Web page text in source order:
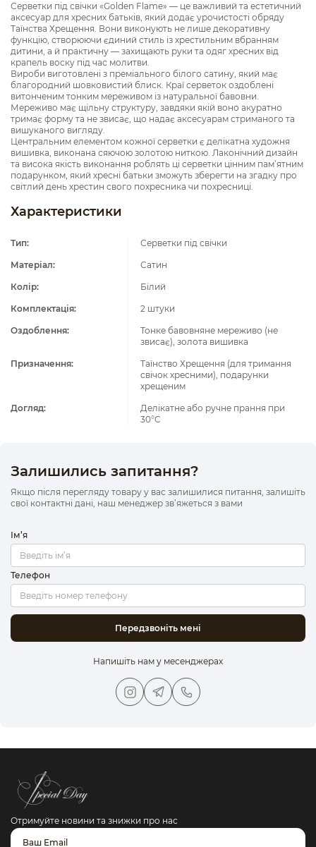
Серветки під свічки «Golden Flame» — це важливий та естетичний
аксесуар для хресних батьків, який додає урочистості обряду
Таїнства Хрещення. Вони виконують не лише декоративну
функцію, створюючи єдиний стиль із хрестильним вбранням
дитини, а й практичну — захищають руки та одяг хресних від
крапель воску під час молитви.
Вироби виготовлені з преміального білого сатину, який має
благородний шовковистий блиск. Краї серветок оздоблені
витонченим тонким мереживом із натуральної бавовни.
Мереживо має щільну структуру, завдяки якій воно акуратно
тримає форму та не звисає, що надає аксесуарам стриманого та
вишуканого вигляду.
Центральним елементом кожної серветки є делікатна художня
вишивка, виконана сяючою золотою ниткою. Лаконічний дизайн
та висока якість виконання роблять ці серветки цінним пам’ятним
подарунком, який хресні батьки зможуть зберегти на згадку про
світлий день хрестин свого похресника чи похресниці.
Характеристики
Тип: Серветки під свічки
Матеріал: Сатин
Колір: Білий
Комплектація: 2 штуки
Оздоблення:
Тонке бавовняне мереживо (не
звисає), золота вишивка
Призначення:
Таїнство Хрещення (для тримання
свічок хресними), подарунки
хрещеним
Догляд:
Делікатне або ручне прання при
30°C
Залишились запитання?
Якщо після перегляду товару у вас залишилися питання, залишіть
свої контактні дані, наш менеджер зв’яжеться з вами
Ім’я
Телефон
Передзвоніть мені
Напишіть нам у месенджерах
Отримуйте новини та знижки про нас